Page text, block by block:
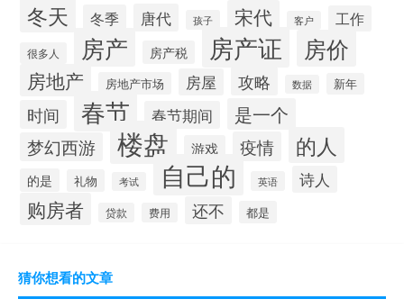
冬天 冬季 唐代 孩子 宋代 客户 工作
很多人 房产 房产税 房产证 房价
房地产 房地产市场 房屋 攻略 数据 新年
时间 春节 春节期间 是一个
梦幻西游 楼盘 游戏 疫情 的人
的是 礼物 考试 自己的 英语 诗人
购房者 贷款 费用 还不 都是
猜你想看的文章